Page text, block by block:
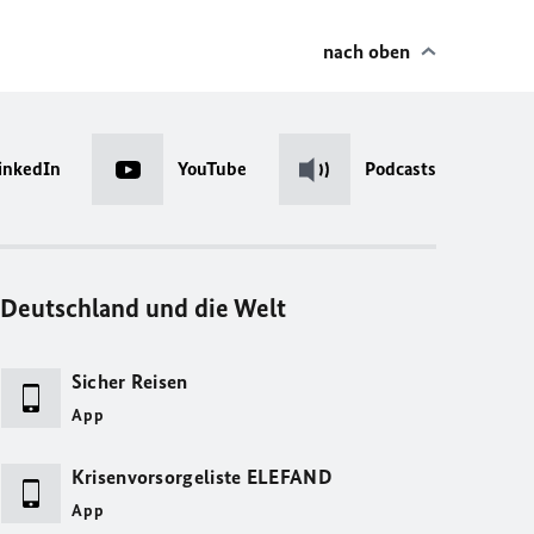
nach oben
YouTube Podcasts
Deutschland und die Welt
Sicher Reisen
App
Krisenvorsorgeliste ELEFAND
App